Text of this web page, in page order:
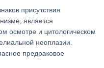
присутствия
является
осмотре и цитологическом
неоплазии.
предраковое